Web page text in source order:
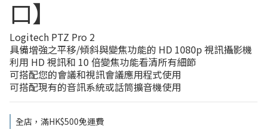
口】
Logitech PTZ Pro 2
具備增強之平移/傾斜與變焦功能的 HD 1080p 視訊攝影機
利用 HD 視訊和 10 倍變焦功能看清所有細節
可搭配您的會議和視訊會議應用程式使用
可搭配現有的音訊系統或話筒擴音機使用
全店，滿HK$500免運費